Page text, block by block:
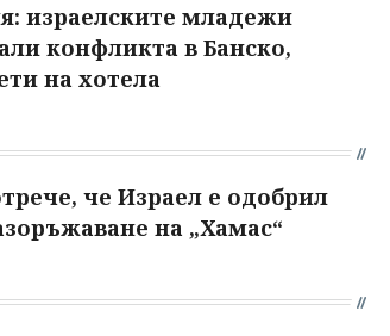
израелските младежи
конфликта в Банско,
на хотела
че Израел е одобрил
на „Хамас“